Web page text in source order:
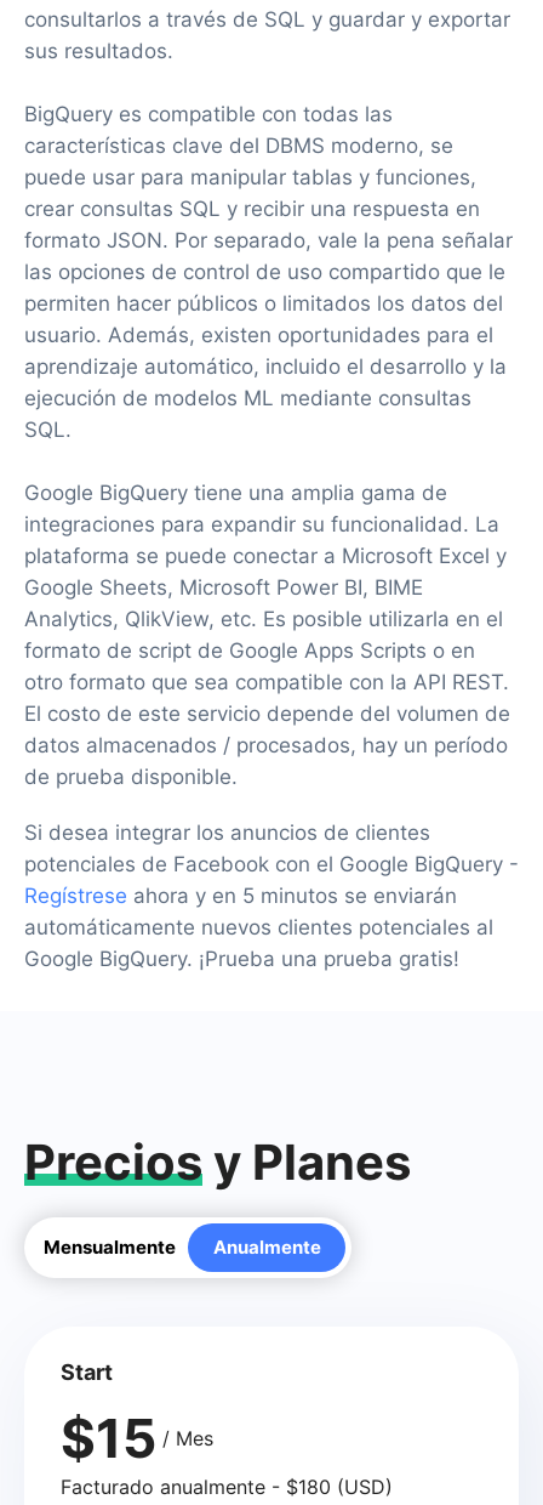
consultarlos a través de SQL y guardar y exportar
sus resultados.
BigQuery es compatible con todas las
características clave del DBMS moderno, se
puede usar para manipular tablas y funciones,
crear consultas SQL y recibir una respuesta en
formato JSON. Por separado, vale la pena señalar
las opciones de control de uso compartido que le
permiten hacer públicos o limitados los datos del
usuario. Además, existen oportunidades para el
aprendizaje automático, incluido el desarrollo y la
ejecución de modelos ML mediante consultas
SQL.
Google BigQuery tiene una amplia gama de
integraciones para expandir su funcionalidad. La
plataforma se puede conectar a Microsoft Excel y
Google Sheets, Microsoft Power BI, BIME
Analytics, QlikView, etc. Es posible utilizarla en el
formato de script de Google Apps Scripts o en
otro formato que sea compatible con la API REST.
El costo de este servicio depende del volumen de
datos almacenados / procesados, hay un período
de prueba disponible.
Si desea integrar los anuncios de clientes
potenciales de Facebook con el Google BigQuery -
Regístrese ahora y en 5 minutos se enviarán
automáticamente nuevos clientes potenciales al
Google BigQuery. ¡Prueba una prueba gratis!
Preciosy Planes
Mensualmente Anualmente
Start
$15 / Mes
Facturado anualmente - $180 (USD)